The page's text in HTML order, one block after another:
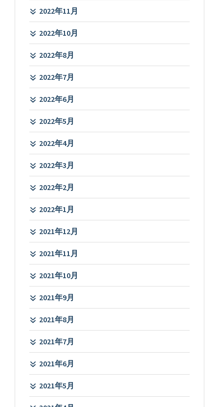
2022年11月
2022年10月
2022年8月
2022年7月
2022年6月
2022年5月
2022年4月
2022年3月
2022年2月
2022年1月
2021年12月
2021年11月
2021年10月
2021年9月
2021年8月
2021年7月
2021年6月
2021年5月